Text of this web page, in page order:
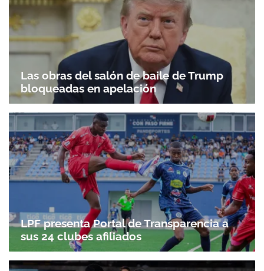
Las obras del salón de baile de Trump
bloqueadas en apelación
LPF presenta Portal de Transparencia a
sus 24 clubes afiliados